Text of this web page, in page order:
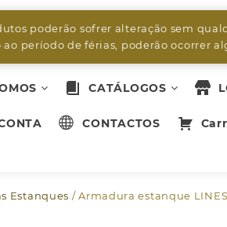
poderão sofrer alteração sem
período de férias, poderão ocorrer
CATÁLOGOS
CONTACTOS
Estanques / Armadura estanque